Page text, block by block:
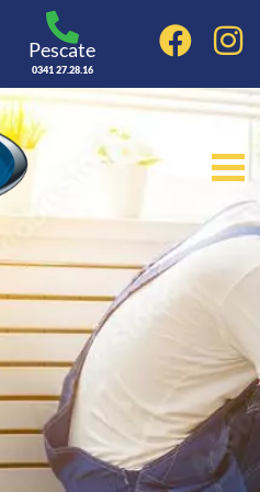
Pescate
0341 27.28.16